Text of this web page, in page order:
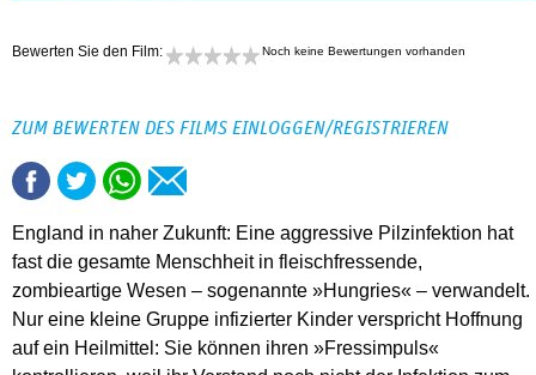
Bewerten Sie den Film: Noch keine Bewertungen vorhanden
ZUM BEWERTEN DES FILMS EINLOGGEN/REGISTRIEREN
England in naher Zukunft: Eine aggressive Pilzinfektion hat
fast die gesamte Menschheit in fleischfressende,
zombieartige Wesen – sogenannte »Hungries« – verwandelt.
Nur eine kleine Gruppe infizierter Kinder verspricht Hoffnung
auf ein Heilmittel: Sie können ihren »Fressimpuls«